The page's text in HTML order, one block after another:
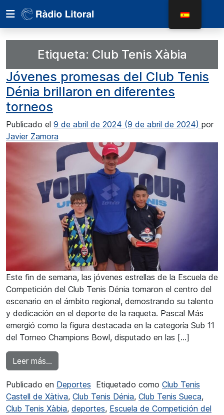
Etiqueta: Club Tenis Xàbia
Jóvenes promesas del Club Tenis
Dénia brillaron en diferentes
torneos
Publicado el 9 de abril de 2024 (9 de abril de 2024) por
Javier Zamora
Este fin de semana, las jóvenes estrellas de la Escuela de
Competición del Club Tenis Dénia tomaron el centro del
escenario en el ámbito regional, demostrando su talento
y dedicación en el deporte de la raqueta. Pascal Más
emergió como la figura destacada en la categoría Sub 11
del Torneo Champions Bowl, disputado en las […]
Leer más…
Publicado en Deportes Etiquetado como Club Tenis
Castell de Xàtiva, Club Tenis Dénia, Club Tenis Sueca,
Club Tenis Xàbia, deportes, Escuela de Competición del